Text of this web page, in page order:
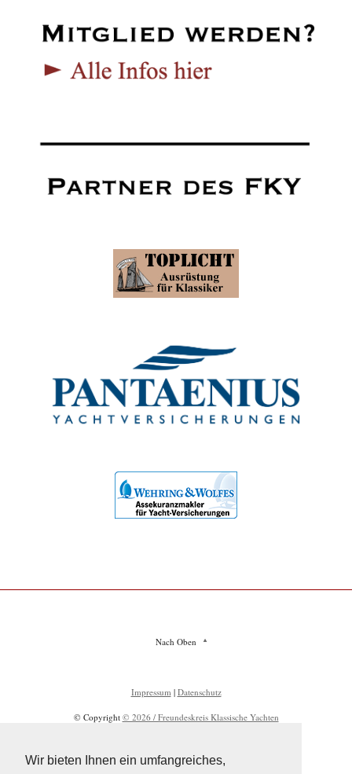
Wir bieten Ihnen ein umfangreiches,
Nach Oben
Impressum | Datenschutz
© Copyright © 2026 / Freundeskreis Klassische Yachten